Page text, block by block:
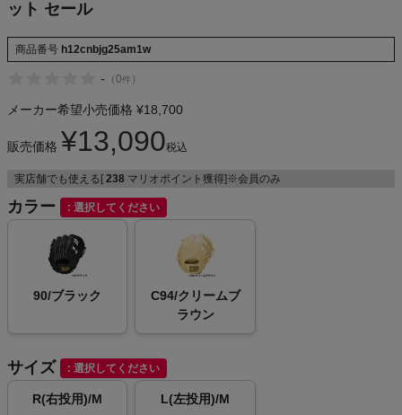
CHUMS
HOKA
もっと見る
メンズカジュアルウェア
レディースカジュアルウェア
メンズスポーツウェア
スポーツシューズ
ット セール
商品番号 h12cnbjg25am1w
- （0件 ）
メーカー希望小売価格 ¥18,700
販売価格 ¥13,090税込
実店舗でも使える[ 238 マリオポイント獲得]※会員のみ
カラー 選択してください
90/ブラック
C94/クリームブ
ラウン
サイズ 選択してください
R(右投用)/M L(左投用)/M